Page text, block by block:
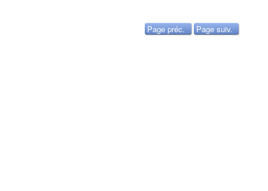
Page préc. Page suiv.